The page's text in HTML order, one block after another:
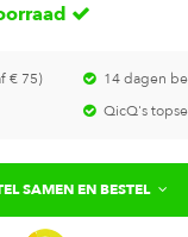
€ 75)
14 dagen
QicQ's
SAMEN EN BESTEL